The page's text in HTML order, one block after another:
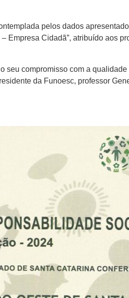
pelos dados
Empresa Cidadã”, atribuído aos
compromisso com a
da Funoesc, professor